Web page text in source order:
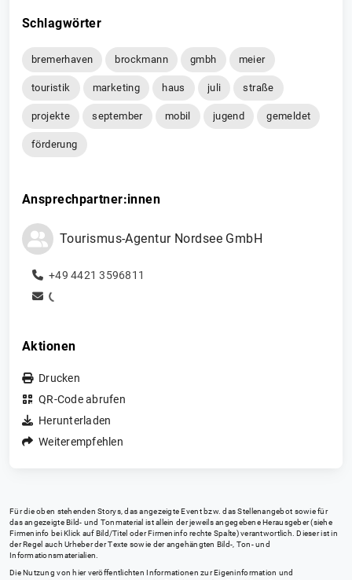
Schlagwörter
bremerhaven brockmann gmbh meier
touristik marketing haus juli straße
projekte september mobil jugend gemeldet
förderung
Ansprechpartner:innen
Tourismus-Agentur Nordsee GmbH
+49 4421 3596811
Aktionen
Drucken
QR-Code abrufen
Herunterladen
Weiterempfehlen
Für die oben stehenden Storys, das angezeigte Event bzw. das Stellenangebot sowie für
das angezeigte Bild- und Tonmaterial ist allein der jeweils angegebene Herausgeber (siehe
Firmeninfo bei Klick auf Bild/Titel oder Firmeninfo rechte Spalte) verantwortlich. Dieser ist in
der Regel auch Urheber der Texte sowie der angehängten Bild-, Ton- und
Informationsmaterialien.
Die Nutzung von hier veröffentlichten Informationen zur Eigeninformation und